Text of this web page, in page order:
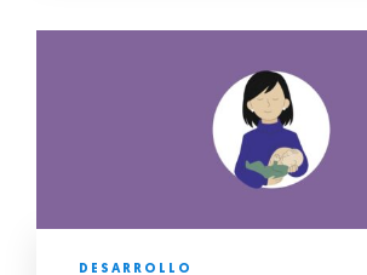
DESARROLLO